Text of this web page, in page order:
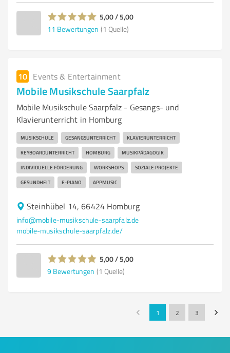
5,00 / 5,00
11 Bewertungen (1 Quelle)
10 Events & Entertainment
Mobile Musikschule Saarpfalz
Mobile Musikschule Saarpfalz - Gesangs- und
Klavierunterricht in Homburg
MUSIKSCHULE GESANGSUNTERRICHT KLAVIERUNTERRICHT
KEYBOARDUNTERRICHT HOMBURG MUSIKPÄDAGOGIK
INDIVIDUELLE FÖRDERUNG WORKSHOPS SOZIALE PROJEKTE
GESUNDHEIT E-PIANO APPMUSIC
Steinhübel 14, 66424 Homburg
info@mobile-musikschule-saarpfalz.de
mobile-musikschule-saarpfalz.de/
5,00 / 5,00
9 Bewertungen (1 Quelle)
1 2 3